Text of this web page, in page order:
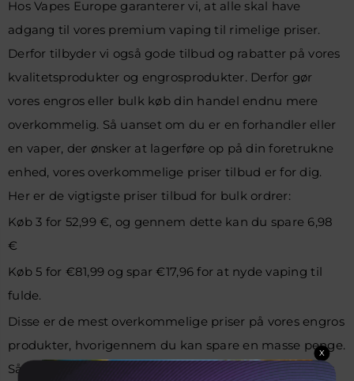
Hos Vapes Europe garanterer vi, at alle skal have
adgang til vores premium vaping til rimelige priser.
Derfor tilbyder vi også gode tilbud og rabatter på vores
kvalitetsprodukter og engrosprodukter. Derfor gør
vores engros eller bulk køb din handel endnu mere
overkommelig. Så uanset om du er en forhandler eller
en vaper, der ønsker at lagerføre op på din foretrukne
enhed, vores overkommelige priser tilbud er for dig.
Her er de vigtigste priser tilbud for bulk ordrer:
Køb 3 for 52,99 €, og gennem dette kan du spare 6,98
€
Køb 5 for €81,99 og spar €17,96 for at nyde vaping til
fulde.
Disse er de mest overkommelige priser på vores engros
produkter, hvorigennem du kan spare en masse penge.
Så vælg os ikke kun at få utrolige tilbud, men også for
X